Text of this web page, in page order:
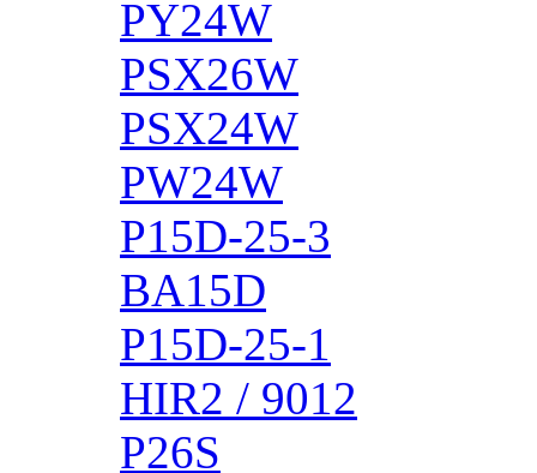
PY24W
PSX26W
PSX24W
PW24W
P15D-25-3
BA15D
P15D-25-1
HIR2 / 9012
P26S